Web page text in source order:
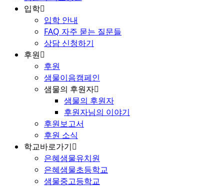
입학
입학 안내
FAQ 자주 묻는 질문들
상담 신청하기
후원
후원
샘물이음캠페인
샘물의 후원자
샘물의 후원자
후원자님의 이야기
후원보고서
후원 소식
학교바로가기
은혜샘물유치원
은혜샘물초등학교
샘물중고등학교